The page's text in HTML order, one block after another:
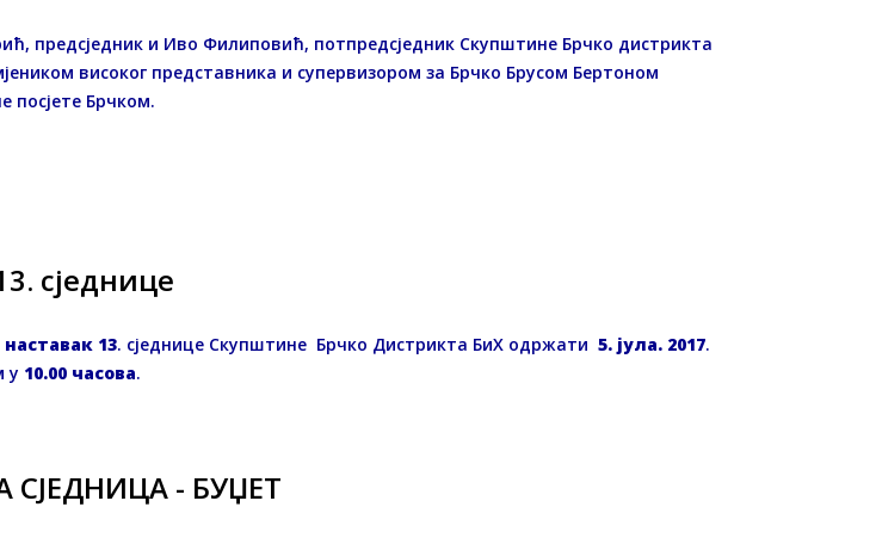
предсједник и Иво Филиповић, потпредсједник Скупштине Брчко дистрикта
високог представника и супервизором за Брчко Брусом Бертоном
посјете Брчком.
сједнице
наставак 13. сједнице Скупштине Брчко Дистрикта БиХ одржати 5. јула. 2017.
у 10.00 часова.
СЈЕДНИЦА - БУЏЕТ